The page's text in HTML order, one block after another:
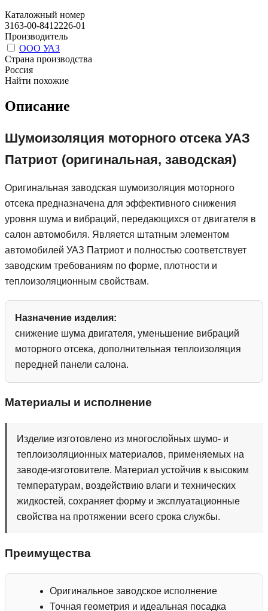
Каталожный номер
3163-00-8412226-01
Производитель
ООО УАЗ
Страна производства
Россия
Найти похожие
Описание
Шумоизоляция моторного отсека УАЗ
Патриот (оригинальная, заводская)
Оригинальная заводская шумоизоляция моторного
отсека предназначена для эффективного снижения
уровня шума и вибраций, передающихся от двигателя в
салон автомобиля. Является штатным элементом
автомобилей УАЗ Патриот и полностью соответствует
заводским требованиям по форме, плотности и
теплоизоляционным свойствам.
Назначение изделия:
снижение шума двигателя, уменьшение вибраций
моторного отсека, дополнительная теплоизоляция
передней панели салона.
Материалы и исполнение
Изделие изготовлено из многослойных шумо- и
теплоизоляционных материалов, применяемых на
заводе-изготовителе. Материал устойчив к высоким
температурам, воздействию влаги и технических
жидкостей, сохраняет форму и эксплуатационные
свойства на протяжении всего срока службы.
Преимущества
Оригинальное заводское исполнение
Точная геометрия и идеальная посадка